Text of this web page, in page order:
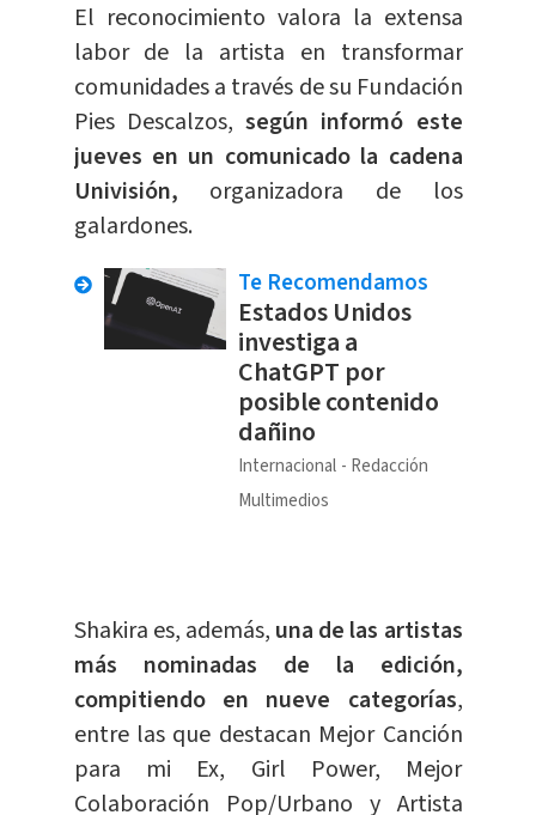
El reconocimiento valora la extensa
labor de la artista en transformar
comunidades a través de su Fundación
Pies Descalzos, según informó este
jueves en un comunicado la cadena
Univisión, organizadora de los
galardones.
Te Recomendamos
Estados Unidos
investiga a
ChatGPT por
posible contenido
dañino
Internacional
Redacción
Multimedios
Shakira es, además, una de las artistas
más nominadas de la edición,
compitiendo en nueve categorías,
entre las que destacan Mejor Canción
para mi Ex, Girl Power, Mejor
Colaboración Pop/Urbano y Artista